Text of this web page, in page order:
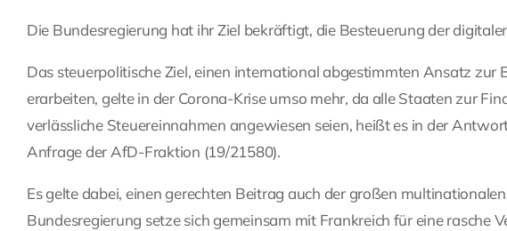
Die Bundesregierung hat ihr Ziel bekräftigt, die Besteuerung der
Das steuerpolitische Ziel, einen international abgestimmten Ansatz
erarbeiten, gelte in der Corona-Krise umso mehr, da alle Staaten zur
verlässliche Steuereinnahmen angewiesen seien, heißt es in der
Anfrage der AfD-Fraktion (19/21580).
Es gelte dabei, einen gerechten Beitrag auch der großen
Bundesregierung setze sich gemeinsam mit Frankreich für eine rasche